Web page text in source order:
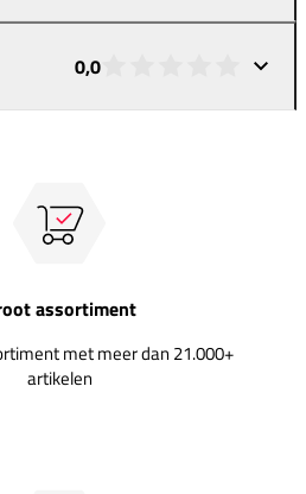
0,0
assortiment
met meer dan 21.000+
artikelen